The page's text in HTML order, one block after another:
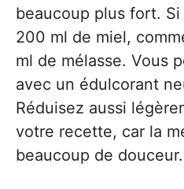
beaucoup plus fort.
200 ml de miel,
ml de mélasse. Vous
avec un édulcorant
Réduisez aussi
votre recette, car la
beaucoup de douceur.